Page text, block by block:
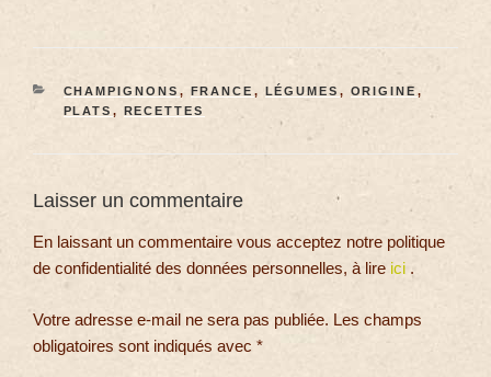
CHAMPIGNONS , FRANCE , LÉGUMES , ORIGINE ,
PLATS , RECETTES
Laisser un commentaire
En laissant un commentaire vous acceptez notre politique
de confidentialité des données personnelles, à lire ici .
Votre adresse e-mail ne sera pas publiée. Les champs
obligatoires sont indiqués avec *